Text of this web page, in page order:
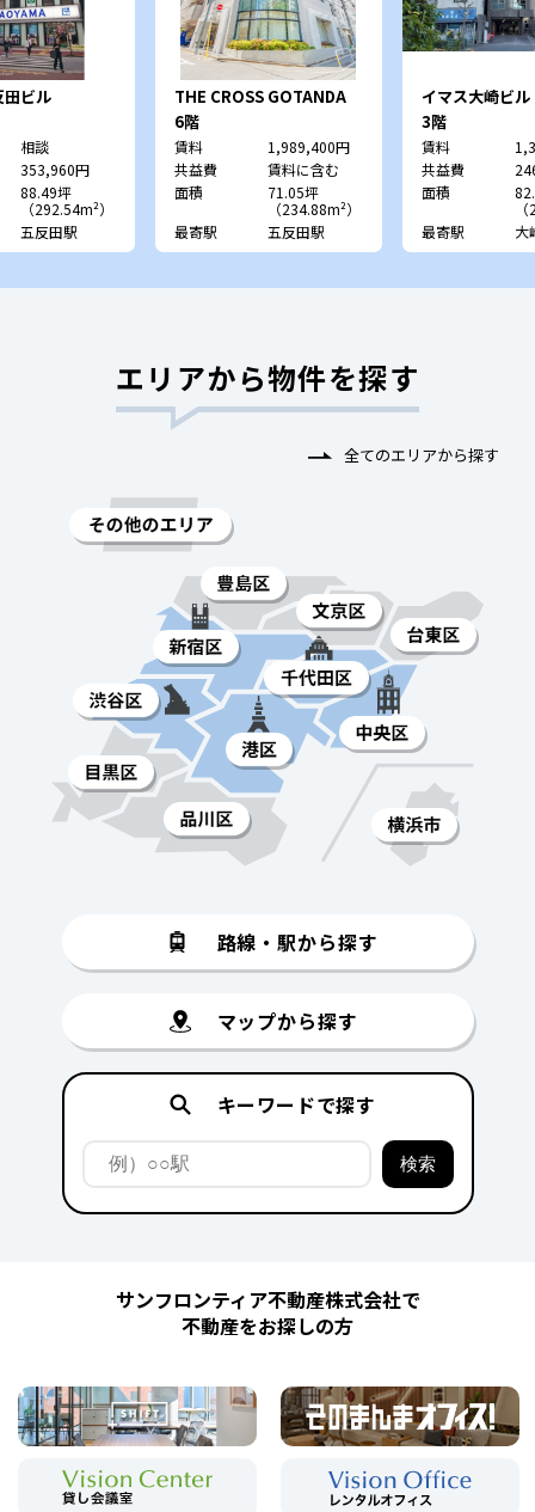
ビル
相談
353,960円
88.49坪
（292.54m²）
五反田駅
THE CROSS GOTANDA
6階
賃料
1,989,400円
共益費
賃料に含む
面積
71.05坪
（234.88m²）
最寄駅
五反田駅
イマス大崎ビル
3階
賃料
共益費
面積
最寄駅
大
エリアから物件を探す
全てのエリアから探す
路線・駅から探す
マップから探す
キーワードで探す
サンフロンティア不動産株式会社で
不動産をお探しの方